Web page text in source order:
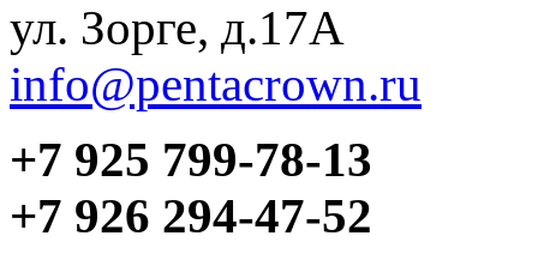
ул. Зорге, д.17А
info@pentacrown.ru
+7 925 799-78-13
+7 926 294-47-52